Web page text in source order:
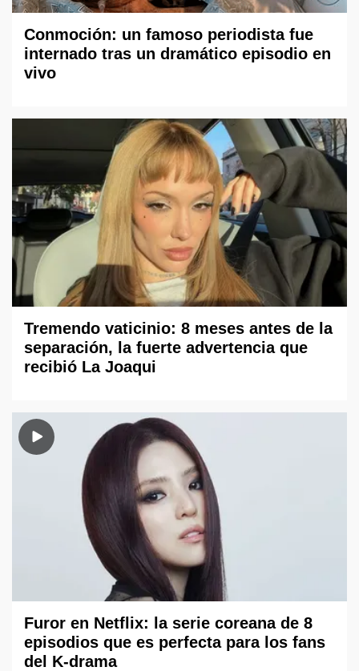
Conmoción: un famoso periodista fue
internado tras un dramático episodio en
vivo
Tremendo vaticinio: 8 meses antes de la
separación, la fuerte advertencia que
recibió La Joaqui
Furor en Netflix: la serie coreana de 8
episodios que es perfecta para los fans
del K-drama